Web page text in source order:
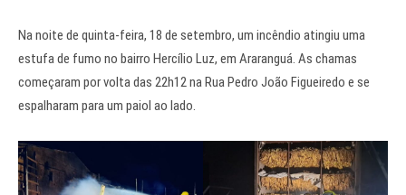
Na noite de quinta-feira, 18 de setembro, um incêndio atingiu uma
estufa de fumo no bairro Hercílio Luz, em Araranguá. As chamas
começaram por volta das 22h12 na Rua Pedro João Figueiredo e se
espalharam para um paiol ao lado.